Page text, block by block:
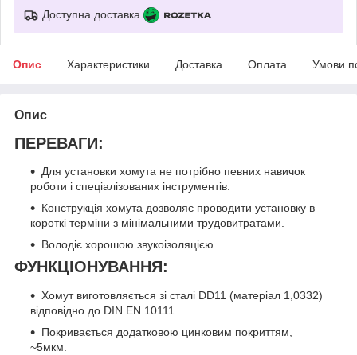
Доступна доставка
Опис Характеристики Доставка Оплата Умови
Опис
ПЕРЕВАГИ:
Для установки хомута не потрібно певних навичок
роботи і спеціалізованих інструментів.
Конструкція хомута дозволяє проводити установку в
короткі терміни з мінімальними трудовитратами.
Володіє хорошою звукоізоляцією.
ФУНКЦІОНУВАННЯ:
Хомут виготовляється зі сталі DD11 (матеріал 1,0332)
відповідно до DIN EN 10111.
Покривається додатковою цинковим покриттям,
~5мкм.